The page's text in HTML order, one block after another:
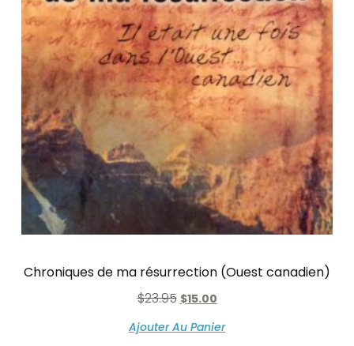
Chroniques de ma résurrection (Ouest canadien)
$23.95 $15.00
Ajouter Au Panier